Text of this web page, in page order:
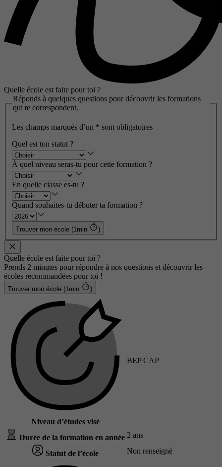
Quelle école est faite pour toi ?
Réponds à quelques questions pour découvrir les formations
qui te correspondent.
Les champs marqués d’un * sont obligatoires
Quel est ton statut ?
À quel niveau seras-tu pour cette formation ?
En quelle classe es-tu ?
Quand souhaites-tu débuter ta formation ?
Trouver mon école (1min )
Quelle école est faite pour toi ?
Prends 2 minutes pour répondre à nos questions et découvrir les
écoles recommandées pour toi !
Trouver mon école (1min )
Niveau d’études visé
BEP CAP
Durée de la formation en année 2 ans
Statut de l’école Non renseigné